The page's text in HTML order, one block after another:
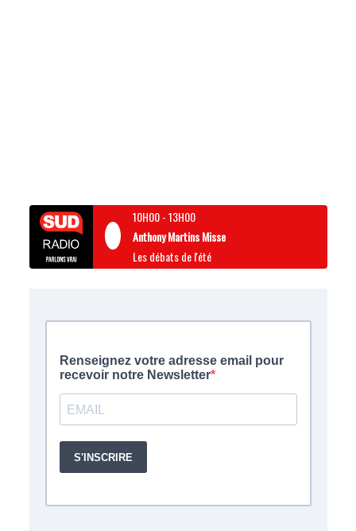
10H00-13H00
Anthony Martins Misse
Les débats de l'été